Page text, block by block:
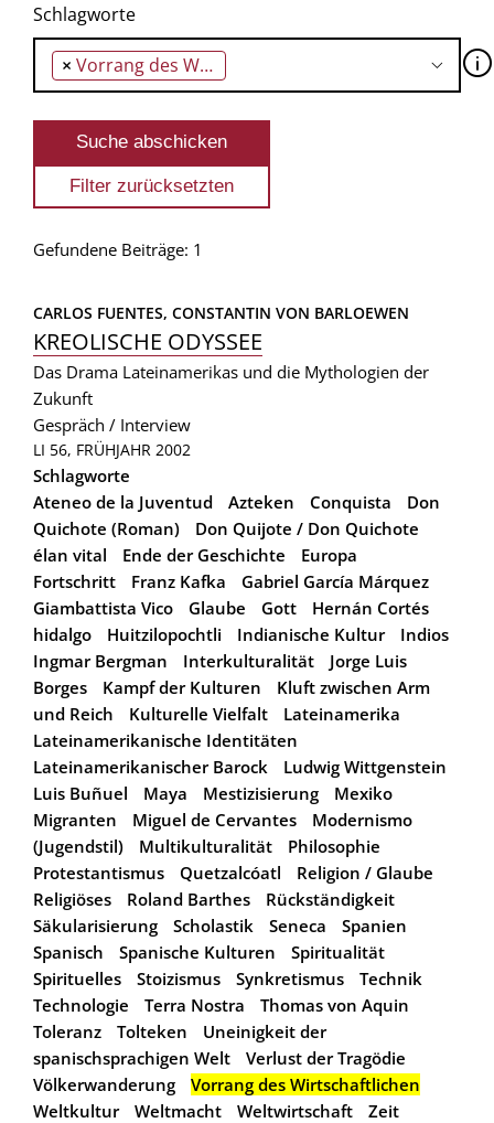
Schlagworte
× Vorrang des Wirtschaftlichen 🛈
Gefundene Beiträge: 1
CARLOS FUENTES, CONSTANTIN VON BARLOEWEN
KREOLISCHE ODYSSEE
Das Drama Lateinamerikas und die Mythologien der
Zukunft
Gespräch / Interview
LI 56, FRÜHJAHR 2002
Schlagworte
Ateneo de la Juventud
Azteken Conquista
Don
Quichote (Roman)
Don Quijote / Don Quichote
élan vital
Ende der Geschichte
Europa
Fortschritt
Franz Kafka
Gabriel García Márquez
Giambattista Vico
Glaube Gott
Hernán Cortés
hidalgo
Huitzilopochtli Indianische Kultur
Indios
Ingmar Bergman
Interkulturalität
Jorge Luis
Borges
Kampf der Kulturen
Kluft zwischen Arm
und Reich
Kulturelle Vielfalt
Lateinamerika
Lateinamerikanische Identitäten
Lateinamerikanischer Barock
Ludwig Wittgenstein
Luis Buñuel
Maya Mestizisierung
Mexiko
Migranten
Miguel de Cervantes
Modernismo
(Jugendstil)
Multikulturalität
Philosophie
Protestantismus
Quetzalcóatl
Religion / Glaube
Religiöses
Roland Barthes
Rückständigkeit
Säkularisierung
Scholastik Seneca
Spanien
Spanisch
Spanische Kulturen
Spiritualität
Spirituelles
Stoizismus Synkretismus
Technik
Technologie
Terra Nostra
Thomas von Aquin
Toleranz
Tolteken
Uneinigkeit der
spanischsprachigen Welt
Verlust der Tragödie
Völkerwanderung
Vorrang des Wirtschaftlichen
Weltkultur
Weltmacht Weltwirtschaft
Zeit